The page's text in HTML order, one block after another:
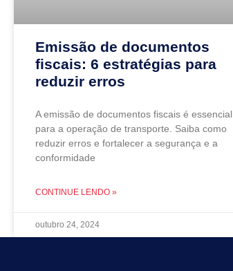
Emissão de documentos
fiscais: 6 estratégias para
reduzir erros
A emissão de documentos fiscais é essencial
para a operação de transporte. Saiba como
reduzir erros e fortalecer a segurança e a
conformidade
CONTINUE LENDO »
outubro 24, 2024